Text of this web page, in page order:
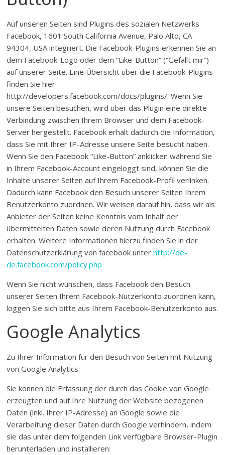
Auf unseren Seiten sind Plugins des sozialen Netzwerks
Facebook, 1601 South California Avenue, Palo Alto, CA
94304, USA integriert. Die Facebook-Plugins erkennen Sie an
dem Facebook-Logo oder dem “Like-Button” (“Gefällt mir”)
auf unserer Seite. Eine Übersicht über die Facebook-Plugins
finden Sie hier:
http://developers.facebook.com/docs/plugins/. Wenn Sie
unsere Seiten besuchen, wird über das Plugin eine direkte
Verbindung zwischen Ihrem Browser und dem Facebook-
Server hergestellt. Facebook erhält dadurch die Information,
dass Sie mit Ihrer IP-Adresse unsere Seite besucht haben.
Wenn Sie den Facebook “Like-Button” anklicken während Sie
in Ihrem Facebook-Account eingeloggt sind, können Sie die
Inhalte unserer Seiten auf Ihrem Facebook-Profil verlinken.
Dadurch kann Facebook den Besuch unserer Seiten Ihrem
Benutzerkonto zuordnen. Wir weisen darauf hin, dass wir als
Anbieter der Seiten keine Kenntnis vom Inhalt der
übermittelten Daten sowie deren Nutzung durch Facebook
erhalten. Weitere Informationen hierzu finden Sie in der
Datenschutzerklärung von facebook unterhttp://de-
de.facebook.com/policy.php
Wenn Sie nicht wünschen, dass Facebook den Besuch
unserer Seiten Ihrem Facebook-Nutzerkonto zuordnen kann,
loggen Sie sich bitte aus Ihrem Facebook-Benutzerkonto aus.
Google Analytics
Zu Ihrer Information für den Besuch von Seiten mit Nutzung
von Google Analytics:
Sie können die Erfassung der durch das Cookie von Google
erzeugten und auf Ihre Nutzung der Website bezogenen
Daten (inkl. Ihrer IP-Adresse) an Google sowie die
Verarbeitung dieser Daten durch Google verhindern, indem
sie das unter dem folgenden Link verfügbare Browser-Plugin
herunterladen und installieren: